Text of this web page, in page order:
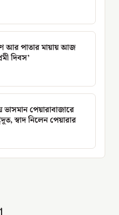
আর পাতার মায়ায় আজ
দিবস’
ভাসমান পেয়ারাবাজারে
স্বাদ নিলেন পেয়ারার